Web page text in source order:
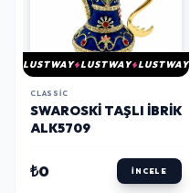
LUSTWAY LUSTWAY LUSTWAY
CLASSIC
SWAROSKI TAŞLI İBRIK
ALK5709
₺0 İNCELE